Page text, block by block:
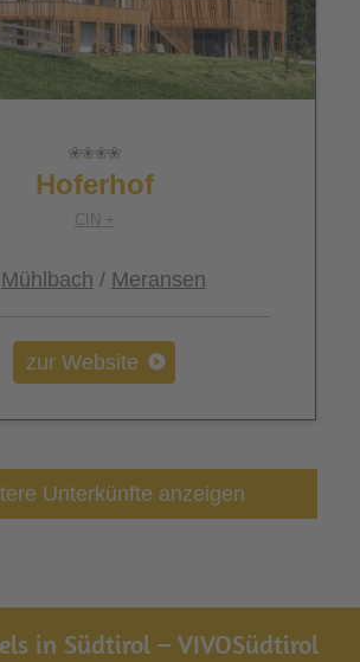
Hoferhof
CIN +
Mühlbach / Meransen
zur Website
Unterkünfte anzeigen
in Südtirol – VIVOSüdtirol